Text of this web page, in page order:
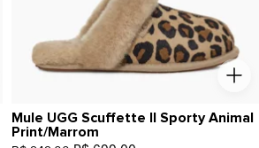
Mule UGG Scuffette II Sporty Animal
Print/Marrom